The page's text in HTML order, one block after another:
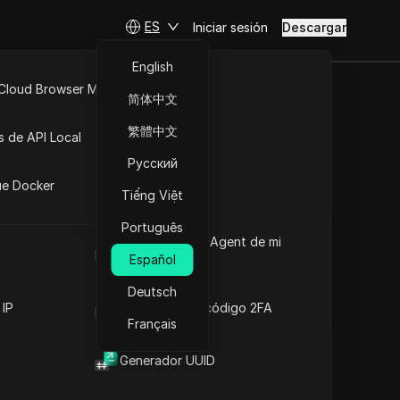
Cuál es el User Agent de mi
navegador
Generador de código 2FA
Generador UUID
Browser MCP
de API Local
Docker
ES
English
简体中文
繁體中文
Русский
Tiếng Việt
Português
Español
Deutsch
Français
Iniciar sesión Descargar
paso
Hacer preguntas
Hacer preguntas sobre esta página
Abrir en Claude
Hacer preguntas sobre esta página